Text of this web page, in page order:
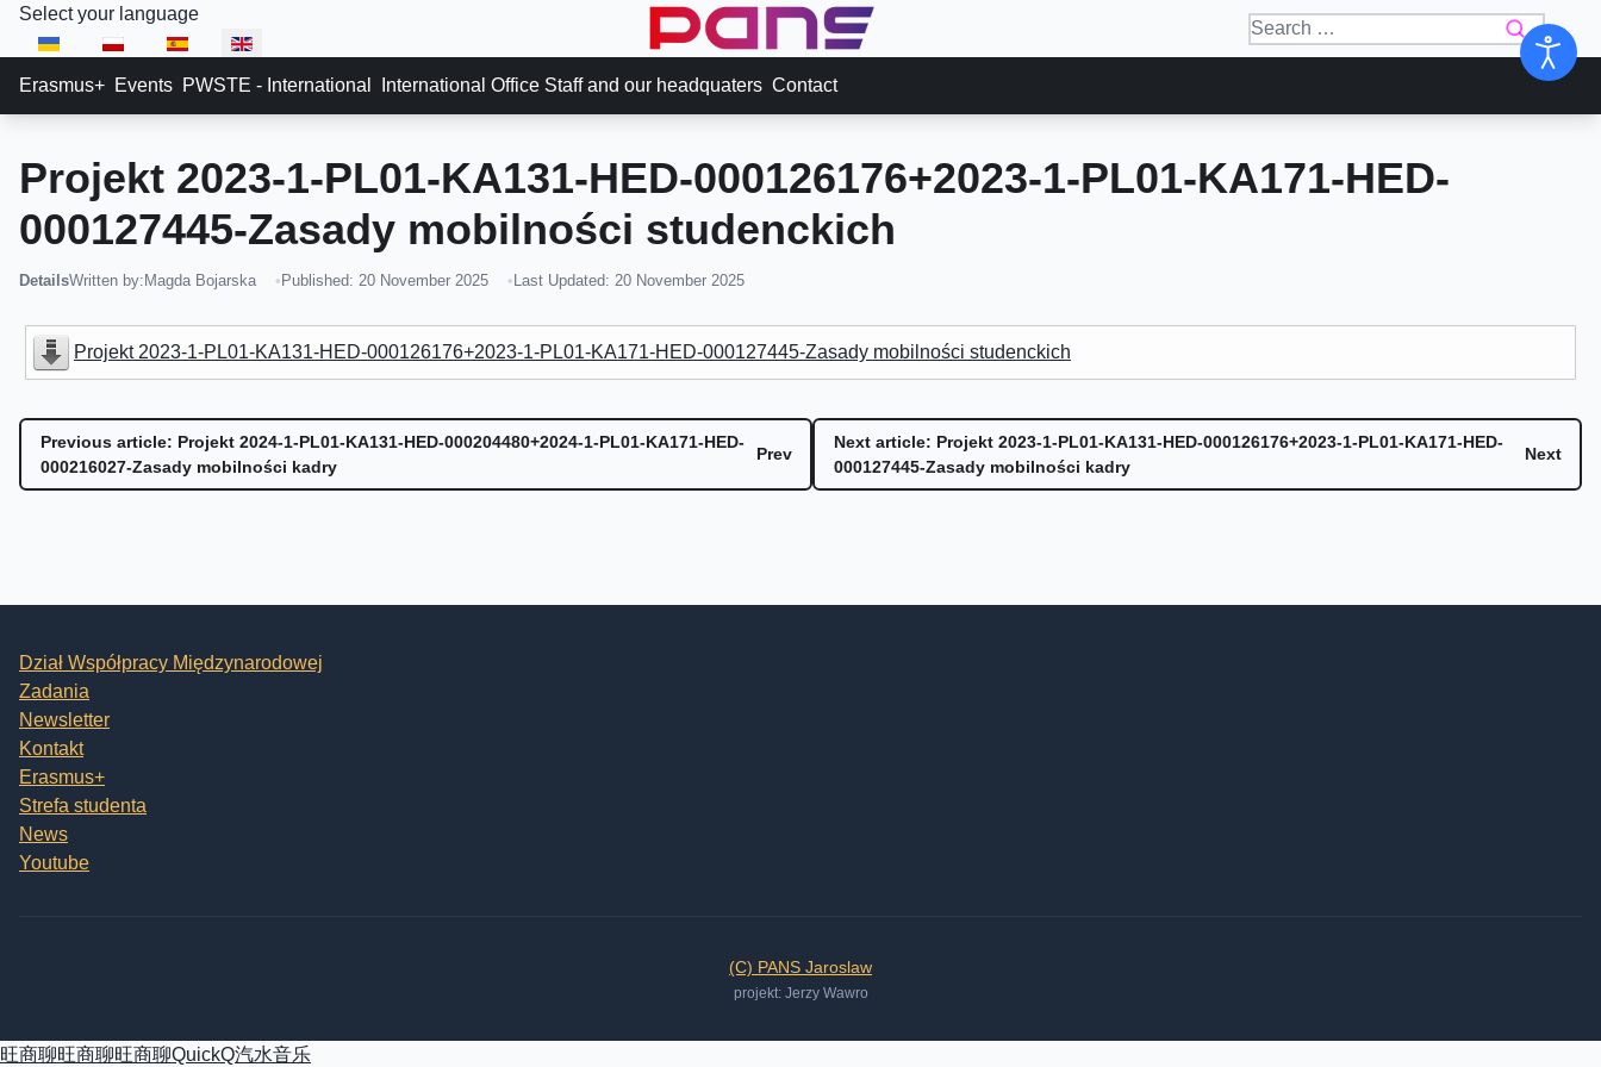
Select your language
Erasmus+ Events PWSTE - International International Office Staff and our headquaters Contact
Projekt 2023-1-PL01-KA131-HED-000126176+2023-1-PL01-KA171-HED-
000127445-Zasady mobilności studenckich
DetailsWritten by: Magda Bojarska Published: 20 November 2025 Last Updated: 20 November 2025
Projekt 2023-1-PL01-KA131-HED-000126176+2023-1-PL01-KA171-HED-000127445-Zasady mobilności studenckich
Previous article: Projekt 2024-1-PL01-KA131-HED-000204480+2024-1-PL01-KA171-HED-
000216027-Zasady mobilności kadry
Prev
Next article: Projekt 2023-1-PL01-KA131-HED-000126176+2023-1-PL01-KA171-HED-
000127445-Zasady mobilności kadry
Next
Dział Współpracy Międzynarodowej
Zadania
Newsletter
Kontakt
Erasmus+
Strefa studenta
News
Youtube
(C) PANS Jaroslaw
projekt: Jerzy Wawro
旺商聊旺商聊旺商聊QuickQ汽水音乐